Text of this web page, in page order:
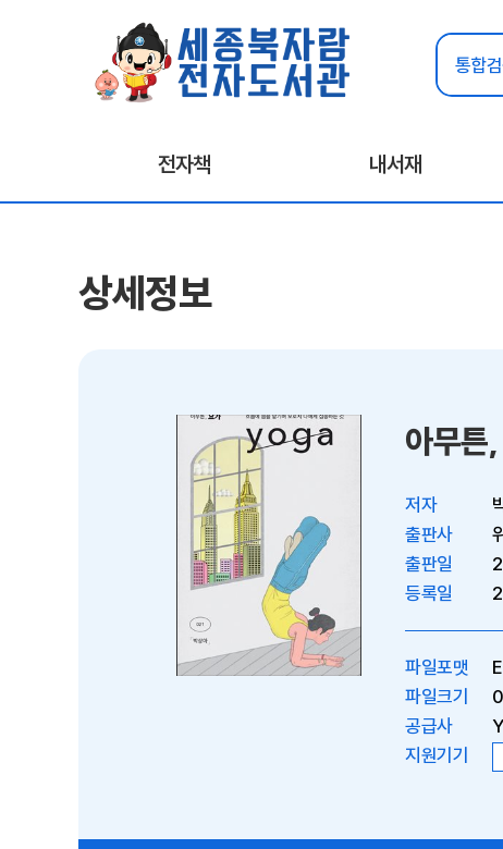
전자책 내서재
상세정보
아무튼
저자
출판사
출판일
등록일
파일포맷
파일크기
0
공급사
지원기기